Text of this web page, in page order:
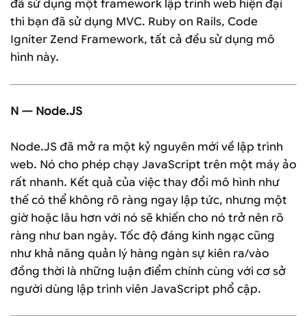
đã sử dụng một framework lập trình web hiện đại
thì bạn đã sử dụng MVC. Ruby on Rails, Code
Igniter Zend Framework, tất cả đều sử dụng mô
hình này.
N — Node.JS
Node.JS đã mở ra một kỷ nguyên mới về lập trình
web. Nó cho phép chạy JavaScript trên một máy ảo
rất nhanh. Kết quả của việc thay đổi mô hình như
thế có thể không rõ ràng ngay lập tức, nhưng một
giờ hoặc lâu hơn với nó sẽ khiến cho nó trở nên rõ
ràng như ban ngày. Tốc độ đáng kinh ngạc cũng
như khả năng quản lý hàng ngàn sự kiên ra/vào
đồng thời là những luận điểm chính cùng với cơ sở
người dùng lập trình viên JavaScript phổ cập.